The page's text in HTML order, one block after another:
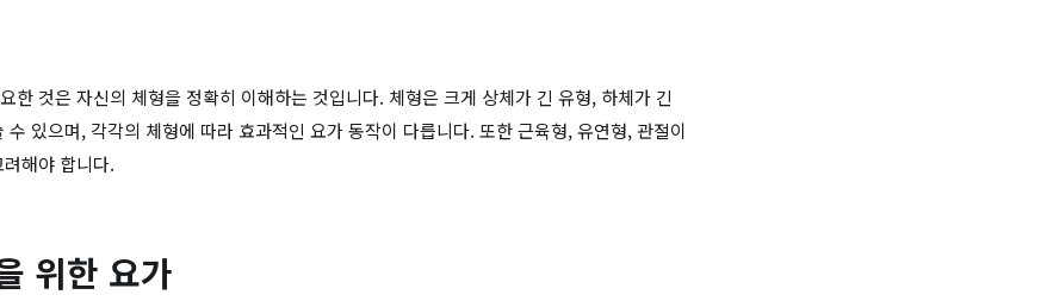
한 것은 자신의 체형을 정확히 이해하는 것입니다. 체형은 크게 상체가 긴 유형, 하체가 긴
있으며, 각각의 체형에 따라 효과적인 요가 동작이 다릅니다. 또한 근육형, 유연형, 관절이
해야 합니다.
위한 요가